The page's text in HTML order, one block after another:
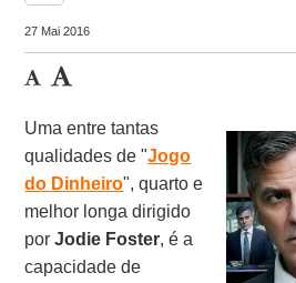
27 Mai 2016
Uma entre tantas
qualidades de "Jogo
do Dinheiro", quarto e
melhor longa dirigido
porJodie Foster, é a
capacidade de